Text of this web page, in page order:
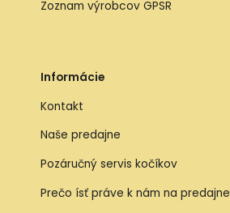
Zoznam výrobcov GPSR
Informácie
Kontakt
Naše predajne
Pozáručný servis kočíkov
Prečo ísť práve k nám na predajne